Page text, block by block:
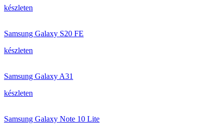
készleten
Samsung Galaxy S20 FE
készleten
Samsung Galaxy A31
készleten
Samsung Galaxy Note 10 Lite